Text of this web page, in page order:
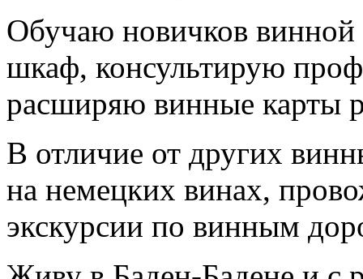
Обучаю новичков
шкаф, консультирую
расширяю винные карты
В отличие от других
на немецких винах,
экскурсии по винным